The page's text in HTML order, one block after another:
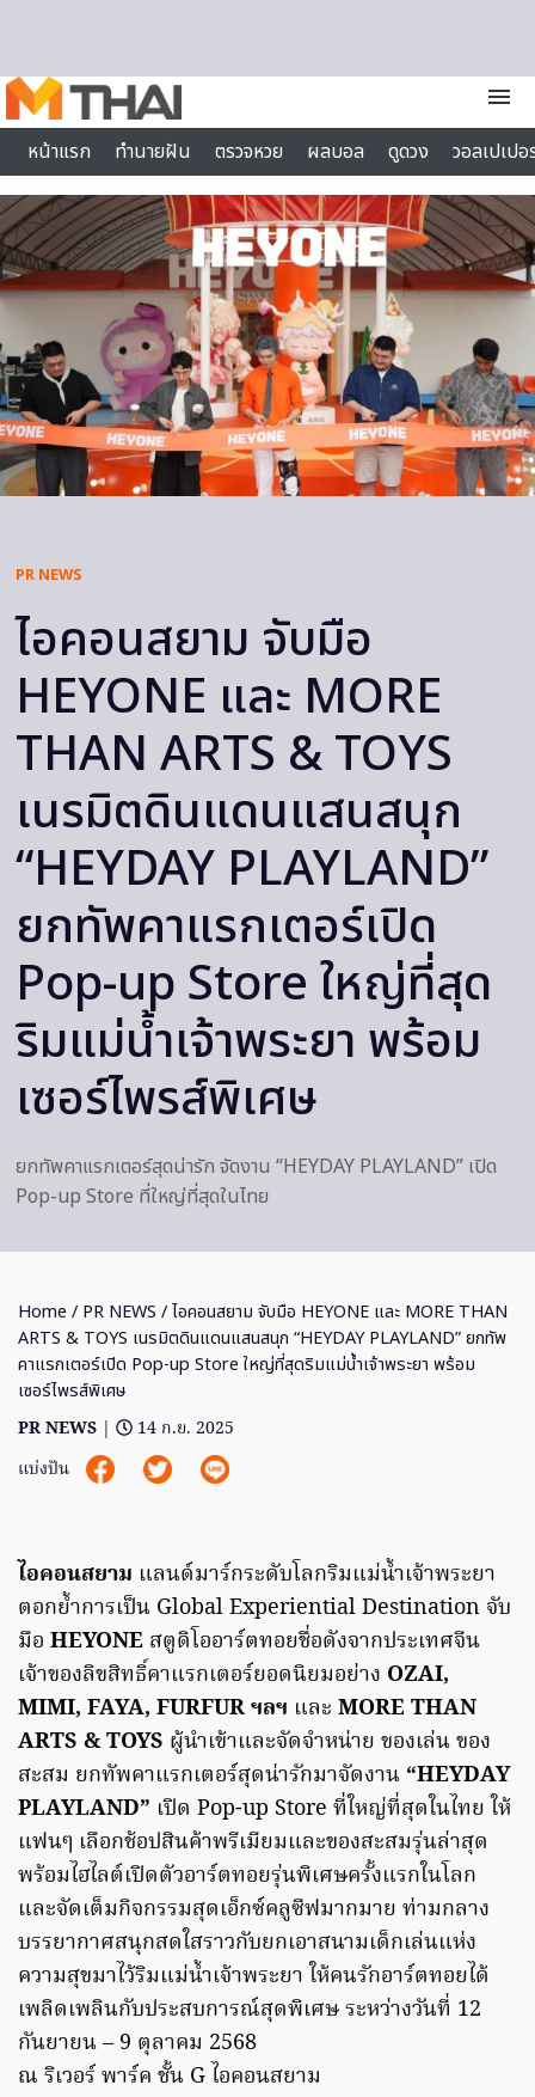
menu
หน้าแรก
ทำนายฝัน ตรวจหวย ผลบอล ดูดวง
วอลเปเป
ไลฟ์สไตล์
PR NEWS
ไอคอนสยาม จับมือ
HEYONE และ MORE
THAN ARTS & TOYS
เนรมิตดินแดนแสนสนุก
“HEYDAY PLAYLAND”
ยกทัพคาแรกเตอร์เปิด
Pop-up Store ใหญ่ที่สุด
ริมแม่น้ำเจ้าพระยา พร้อม
เซอร์ไพรส์พิเศษ
ยกทัพคาแรกเตอร์สุดน่ารัก จัดงาน “HEYDAY PLAYLAND” เปิด
Pop-up Store ที่ใหญ่ที่สุดในไทย
Home / PR NEWS / ไอคอนสยาม จับมือ HEYONE และ MORE THAN
ARTS & TOYS เนรมิตดินแดนแสนสนุก “HEYDAY PLAYLAND” ยกทัพ
คาแรกเตอร์เปิด Pop-up Store ใหญ่ที่สุดริมแม่น้ำเจ้าพระยา พร้อม
เซอร์ไพรส์พิเศษ
PR NEWS |
14 ก.ย. 2025
แบ่งปัน
ไอคอนสยาม แลนด์มาร์กระดับโลกริมแม่น้ำเจ้าพระยา
ตอกย้ำการเป็น Global Experiential Destination จับ
มือ HEYONE สตูดิโออาร์ตทอยชื่อดังจากประเทศจีน
เจ้าของลิขสิทธิ์คาแรกเตอร์ยอดนิยมอย่าง OZAI,
MIMI, FAYA, FURFUR ฯลฯ และ MORE THAN
ARTS & TOYS ผู้นำเข้าและจัดจำหน่าย ของเล่น ของ
สะสม ยกทัพคาแรกเตอร์สุดน่ารักมาจัดงาน “HEYDAY
PLAYLAND” เปิด Pop-up Store ที่ใหญ่ที่สุดในไทย ให้
แฟนๆ เลือกช้อปสินค้าพรีเมียมและของสะสมรุ่นล่าสุด
พร้อมไฮไลต์เปิดตัวอาร์ตทอยรุ่นพิเศษครั้งแรกในโลก
และจัดเต็มกิจกรรมสุดเอ็กซ์คลูซีฟมากมาย ท่ามกลาง
บรรยากาศสนุกสดใสราวกับยกเอาสนามเด็กเล่นแห่ง
ความสุขมาไว้ริมแม่น้ำเจ้าพระยา ให้คนรักอาร์ตทอยได้
เพลิดเพลินกับประสบการณ์สุดพิเศษ ระหว่างวันที่ 12
กันยายน – 9 ตุลาคม 2568
ณ ริเวอร์ พาร์ค ชั้น G ไอคอนสยาม